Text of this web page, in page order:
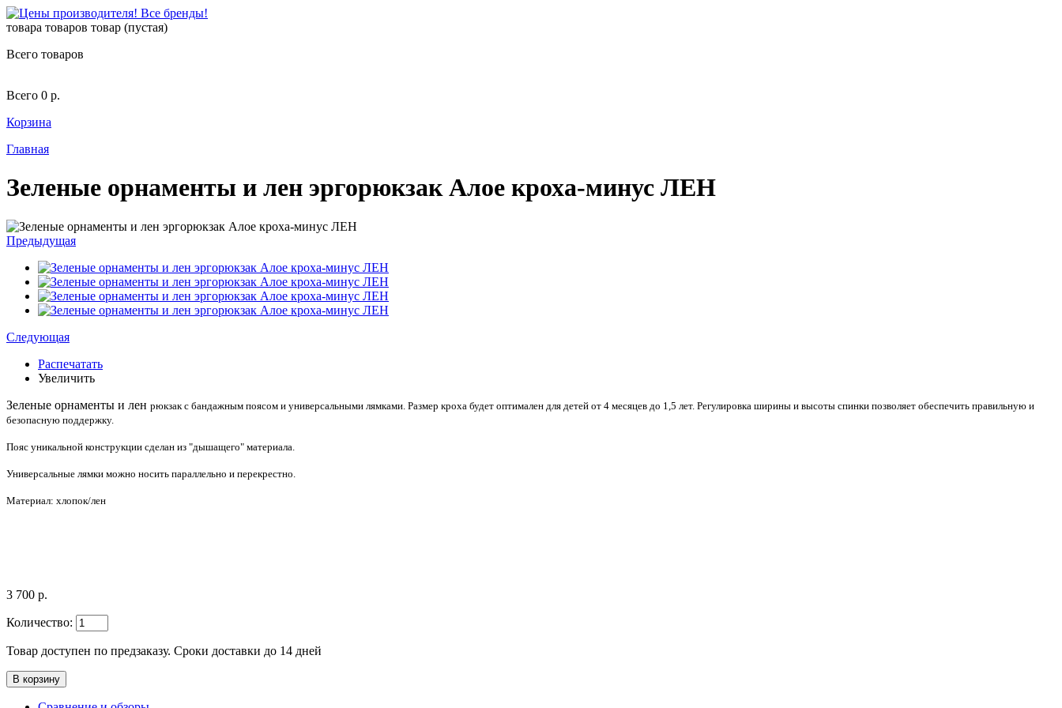
товара товаров товар (пустая)
Всего товаров
Всего 0 р.
Корзина
Главная
Зеленые орнаменты и лен эргорюкзак Алое кроха-минус ЛЕН
Предыдущая
Следующая
Распечатать
Увеличить
Зеленые орнаменты и лен рюкзак с бандажным поясом и универсальными лямками. Размер кроха будет оптимален для детей от 4 месяцев до 1,5 лет. Регулировка ширины и высоты спинки позволяет обеспечить правильную и
безопасную поддержку.
Пояс уникальной конструкции сделан из "дышащего" материала.
Универсальные лямки можно носить параллельно и перекрестно.
Материал: хлопок/лен
3 700 р.
Количество:
Товар доступен по предзаказу. Сроки доставки до 14 дней